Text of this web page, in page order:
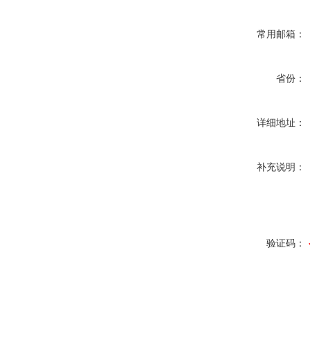
常用邮箱：
省份：
详细地址：
补充说明：
验证码：